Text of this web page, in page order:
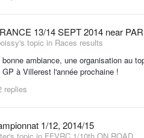
13/14 SEPT 2014 near
topic in Races results
ambiance, une organisation au
à Villerest l'année prochaine !
replies
1/12, 2014/15